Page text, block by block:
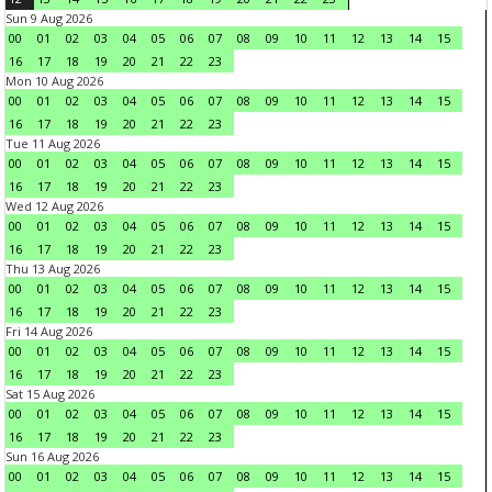
Sun 9 Aug 2026
00
01 02 03 04 05 06 07 08 09 10 11 12 13 14
15
16
17 18 19 20 21 22
23
Mon 10 Aug 2026
00
01 02 03 04 05 06 07 08 09 10 11 12 13 14
15
16
17 18 19 20 21 22
23
Tue 11 Aug 2026
00
01 02 03 04 05 06 07 08 09 10 11 12 13 14
15
16
17 18 19 20 21 22
23
Wed 12 Aug 2026
00
01 02 03 04 05 06 07 08 09 10 11 12 13 14
15
16
17 18 19 20 21 22
23
Thu 13 Aug 2026
00
01 02 03 04 05 06 07 08 09 10 11 12 13 14
15
16
17 18 19 20 21 22
23
Fri 14 Aug 2026
00
01 02 03 04 05 06 07 08 09 10 11 12 13 14
15
16
17 18 19 20 21 22
23
Sat 15 Aug 2026
00
01 02 03 04 05 06 07 08 09 10 11 12 13 14
15
16
17 18 19 20 21 22
23
Sun 16 Aug 2026
00
01 02 03 04 05 06 07 08 09 10 11 12 13 14
15